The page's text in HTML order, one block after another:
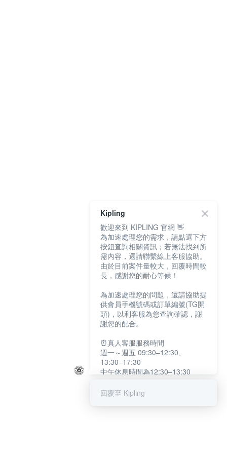
Kipling
歡迎來到 KIPLING 官網 👋
為加速處理您的需求，請點選下方
按鈕查詢相關資訊；若無法找到所
需內容，還請聯繫線上客服協助。
由於目前案件量較大，回覆時間較
長，感謝您的耐心等候！
為加速處理您的問題，還請協助提
供會員手機號碼或訂單編號(TG開
頭)，以利客服為您查詢確認，謝
謝您的配合。
⏰真人客服服務時間
週一～週五 09:30–12:30、
13:30–17:30
中午休息時間為12:30–13:30
提醒您：系統會自動已讀訊息，如
回覆至 Kipling